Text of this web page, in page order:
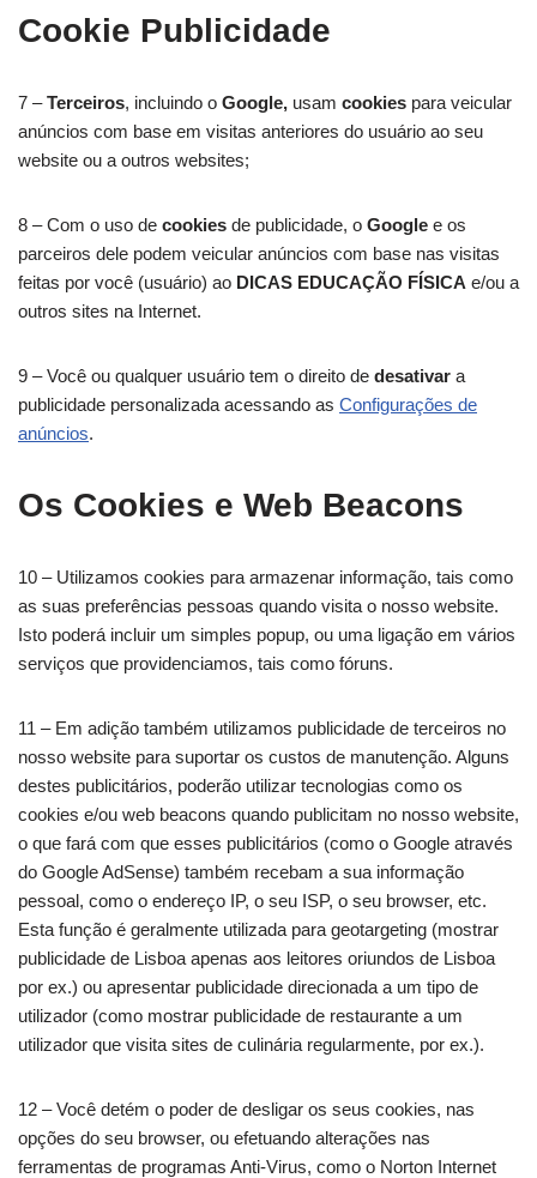
Cookie Publicidade
7 –Terceiros, incluindo o Google, usam cookies para veicular
anúncios com base em visitas anteriores do usuário ao seu
website ou a outros websites;
8 – Com o uso de cookies de publicidade, o Google e os
parceiros dele podem veicular anúncios com base nas visitas
feitas por você (usuário) ao DICAS EDUCAÇÃO FÍSICA e/ou a
outros sites na Internet.
9 – Você ou qualquer usuário tem o direito de desativar a
publicidade personalizada acessando as Configurações de
anúncios.
Os Cookies e Web Beacons
10 – Utilizamos cookies para armazenar informação, tais como
as suas preferências pessoas quando visita o nosso website.
Isto poderá incluir um simples popup, ou uma ligação em vários
serviços que providenciamos, tais como fóruns.
11 – Em adição também utilizamos publicidade de terceiros no
nosso website para suportar os custos de manutenção. Alguns
destes publicitários, poderão utilizar tecnologias como os
cookies e/ou web beacons quando publicitam no nosso website,
o que fará com que esses publicitários (como o Google através
do Google AdSense) também recebam a sua informação
pessoal, como o endereço IP, o seu ISP, o seu browser, etc.
Esta função é geralmente utilizada para geotargeting (mostrar
publicidade de Lisboa apenas aos leitores oriundos de Lisboa
por ex.) ou apresentar publicidade direcionada a um tipo de
utilizador (como mostrar publicidade de restaurante a um
utilizador que visita sites de culinária regularmente, por ex.).
12 – Você detém o poder de desligar os seus cookies, nas
opções do seu browser, ou efetuando alterações nas
ferramentas de programas Anti-Virus, como o Norton Internet